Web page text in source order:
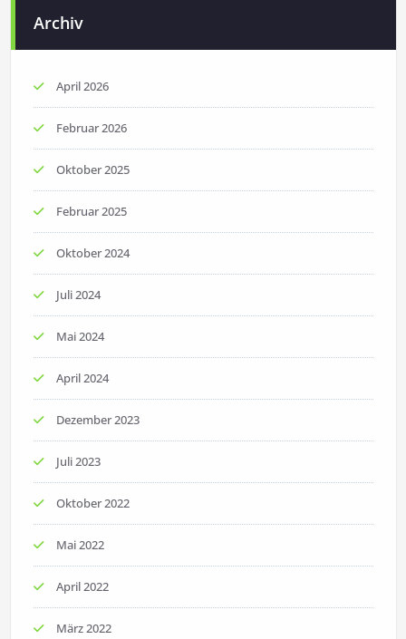
Archiv
April 2026
Februar 2026
Oktober 2025
Februar 2025
Oktober 2024
Juli 2024
Mai 2024
April 2024
Dezember 2023
Juli 2023
Oktober 2022
Mai 2022
April 2022
März 2022